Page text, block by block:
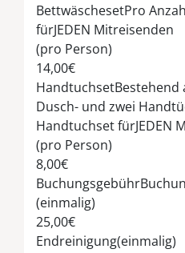
BettwäschesetPro
fürJEDEN Mitreisenden
(pro Person)
14,00€
HandtuchsetBestehend
Dusch- und zwei
Handtuchset fürJEDEN
(pro Person)
8,00€
Buchungsgebühr
(einmalig)
25,00€
Endreinigung(einmalig)